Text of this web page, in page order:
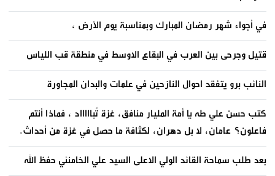
في أجواء شهر رمضان المبارك وبمناسبة يوم الأرض ،
قتيل وجرحى بين العرب في البقاع الاوسط في منطقة قب اللياس
النائب برو يتفقد احوال النازحين في علمات والبدان المجاورة
كتب حسن علي طه يا أمة المليار منافق، غزة تُباااااد ، فماذا أنتم
فاعلون؟ عامان، لا بل دهران، لكثافة ما حصل في غزة من أحداث.
بعد طلب سماحة القائد الولي الاعلى السيد علي الخامنئي حفظ الله